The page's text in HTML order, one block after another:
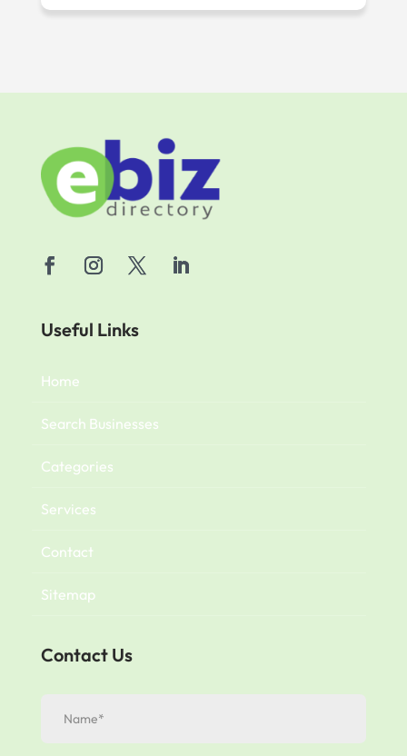
Useful Links
Home
Search Businesses
Categories
Services
Contact
Sitemap
Contact Us